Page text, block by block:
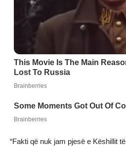
“Fakti që nuk jam pjesë e Këshillit